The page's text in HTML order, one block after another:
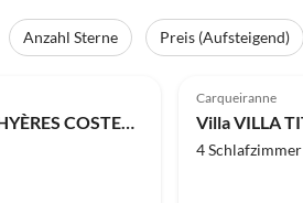
Anzahl Sterne Preis (Aufsteigend)
Villa VILLA JADE HYÈRES COSTEBELLE
Carqueiranne
4 Schlafzimmer